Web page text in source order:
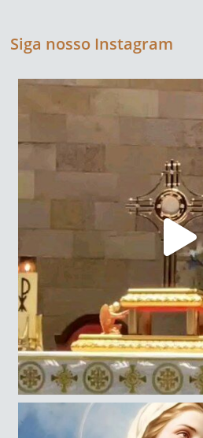
Siga nosso Instagram